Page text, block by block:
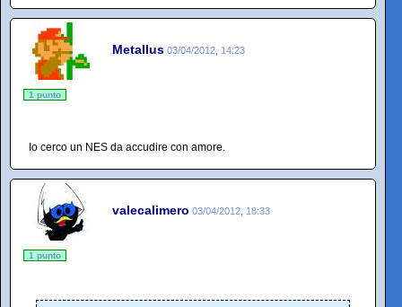
Metallus 03/04/2012, 14:23
1 punto
Io cerco un NES da accudire con amore.
valecalimero 03/04/2012, 18:33
1 punto